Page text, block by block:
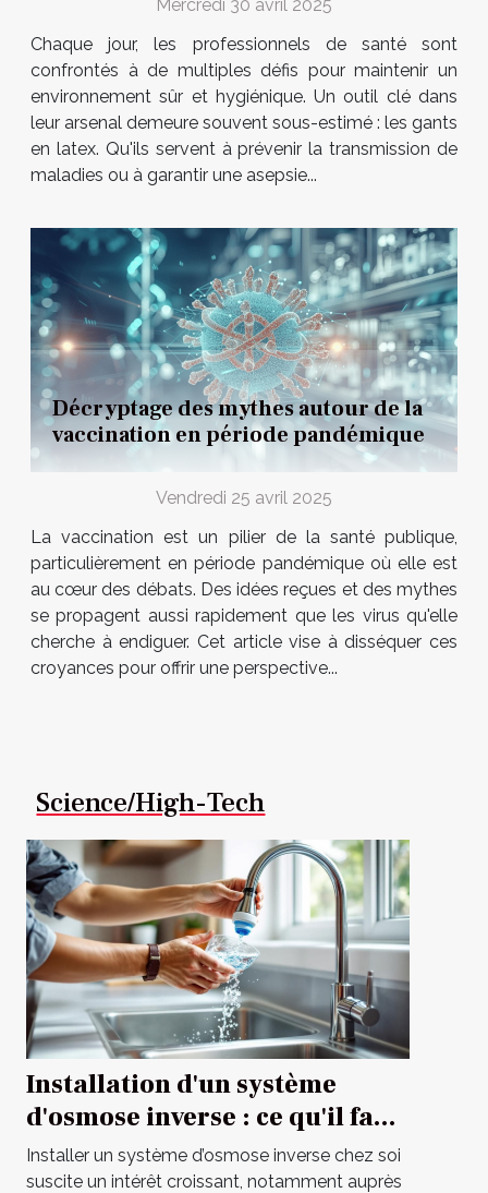
Mercredi 30 avril 2025
Chaque jour, les professionnels de santé sont
confrontés à de multiples défis pour maintenir un
environnement sûr et hygiénique. Un outil clé dans
leur arsenal demeure souvent sous-estimé : les gants
en latex. Qu'ils servent à prévenir la transmission de
maladies ou à garantir une asepsie...
Décryptage des mythes autour de la
vaccination en période pandémique
Vendredi 25 avril 2025
La vaccination est un pilier de la santé publique,
particulièrement en période pandémique où elle est
au cœur des débats. Des idées reçues et des mythes
se propagent aussi rapidement que les virus qu'elle
cherche à endiguer. Cet article vise à disséquer ces
croyances pour offrir une perspective...
Science/High-Tech
Installation d'un système
d'osmose inverse : ce qu'il faut
savoir
Installer un système d’osmose inverse chez soi
suscite un intérêt croissant, notamment auprès